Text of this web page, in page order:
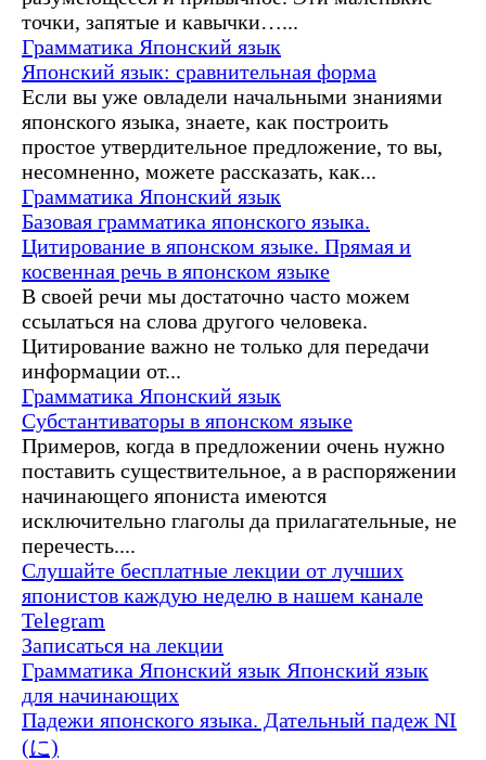
точки, запятые и кавычки…...
Грамматика Японский язык
Японский язык: сравнительная форма
Если вы уже овладели начальными знаниями
японского языка, знаете, как построить
простое утвердительное предложение, то вы,
несомненно, можете рассказать, как...
Грамматика Японский язык
Базовая грамматика японского языка.
Цитирование в японском языке. Прямая и
косвенная речь в японском языке
В своей речи мы достаточно часто можем
ссылаться на слова другого человека.
Цитирование важно не только для передачи
информации от...
Грамматика Японский язык
Субстантиваторы в японском языке
Примеров, когда в предложении очень нужно
поставить существительное, а в распоряжении
начинающего япониста имеются
исключительно глаголы да прилагательные, не
перечесть....
Слушайте бесплатные лекции от лучших
японистов каждую неделю в нашем канале
Telegram
Записаться на лекции
Грамматика Японский язык Японский язык
для начинающих
Падежи японского языка. Дательный падеж NI
(に)